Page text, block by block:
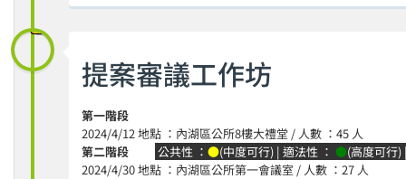
提案審議工作坊
第一階段
2024/4/12 地點 ：內湖區公所8樓大禮堂 / 人數 ：45 人
第二階段
公共性 ： ●(中度可行) | 適法性 ： ●(高度可行
2024/4/30 地點 ：內湖區公所第一會議室 / 人數 ：27 人